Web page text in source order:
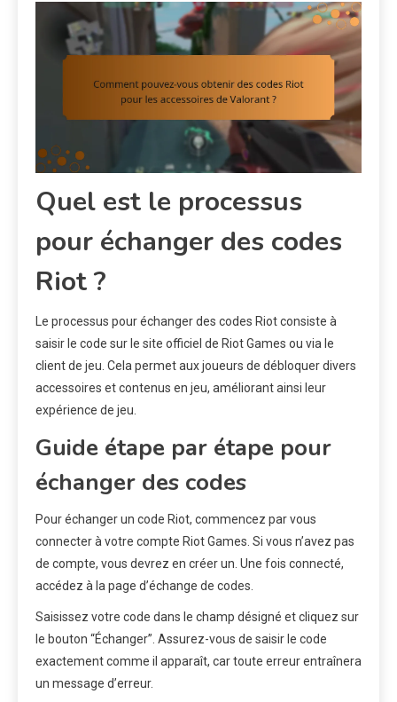
Quel est le processus
pour échanger des codes
Riot ?
Le processus pour échanger des codes Riot consiste à
saisir le code sur le site officiel de Riot Games ou via le
client de jeu. Cela permet aux joueurs de débloquer divers
accessoires et contenus en jeu, améliorant ainsi leur
expérience de jeu.
Guide étape par étape pour
échanger des codes
Pour échanger un code Riot, commencez par vous
connecter à votre compte Riot Games. Si vous n’avez pas
de compte, vous devrez en créer un. Une fois connecté,
accédez à la page d’échange de codes.
Saisissez votre code dans le champ désigné et cliquez sur
le bouton “Échanger”. Assurez-vous de saisir le code
exactement comme il apparaît, car toute erreur entraînera
un message d’erreur.